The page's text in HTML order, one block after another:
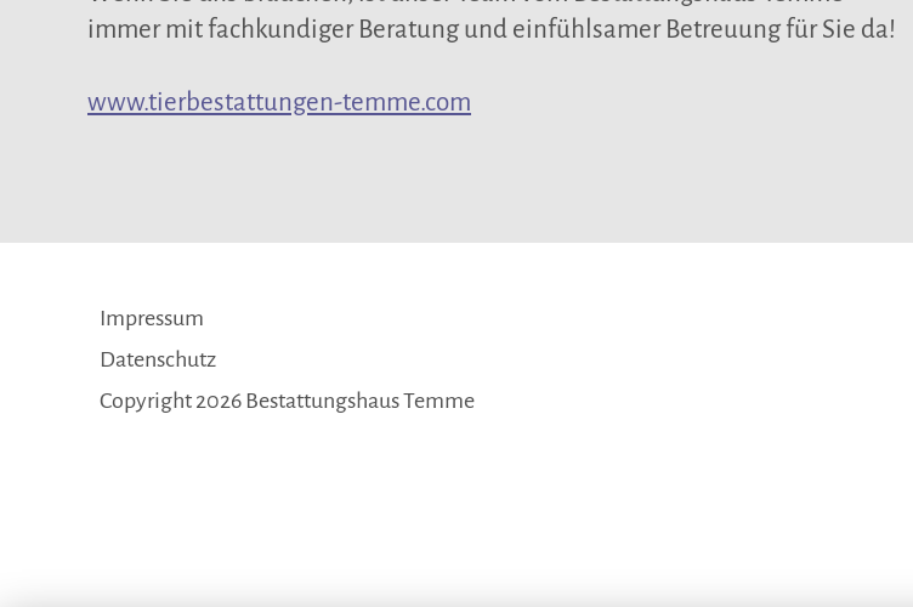
immer mit fachkundiger Beratung und einfühlsamer Betreuung für Sie da!
www.tierbestattungen-temme.com
Navigation
überspringen
Impressum
Datenschutz
Copyright 2026 Bestattungshaus Temme